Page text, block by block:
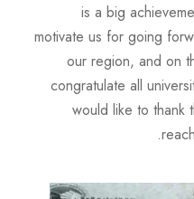
is a big
motivate us for going
our region, and on
congratulate all
would like to thank